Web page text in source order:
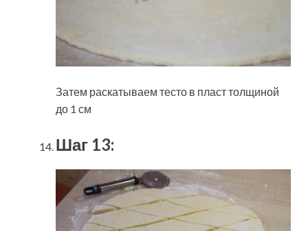
Затем раскатываем тесто в пласт толщиной
до 1 см
Шаг 13: